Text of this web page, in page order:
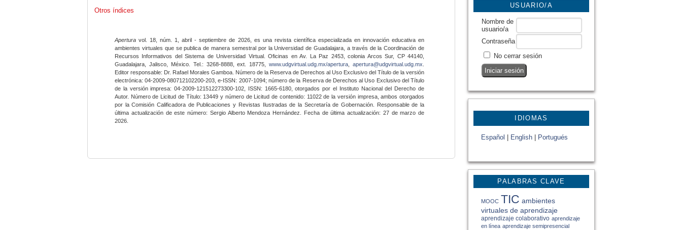
USUARIO/A
Nombre de
usuario/a
Contraseña
No cerrar sesión
IDIOMAS
Español English Portugués
PALABRAS CLAVE
MOOC TIC ambientes
virtuales de aprendizaje
aprendizaje colaborativo aprendizaje
en línea aprendizaje semipresencial
Otros índices
Apertura vol. 18, núm. 1, abril - septiembre de 2026, es una revista científica especializada en innovación educativa en
ambientes virtuales que se publica de manera semestral por la Universidad de Guadalajara, a través de la Coordinación de
Recursos Informativos del Sistema de Universidad Virtual. Oficinas en Av. La Paz 2453, colonia Arcos Sur, CP 44140,
Guadalajara, Jalisco, México. Tel.: 3268-8888, ext. 18775,www.udgvirtual.udg.mx/apertura apertura@udgvirtual.udg.mx
Editor responsable: Dr. Rafael Morales Gamboa. Número de la Reserva de Derechos al Uso Exclusivo del Título de la versión
electrónica: 04-2009-080712102200-203, e-ISSN: 2007-1094; número de la Reserva de Derechos al Uso Exclusivo del Título
de la versión impresa: 04-2009-121512273300-102, ISSN: 1665-6180, otorgados por el Instituto Nacional del Derecho de
Autor. Número de Licitud de Título: 13449 y número de Licitud de contenido: 11022 de la versión impresa, ambos otorgados
por la Comisión Calificadora de Publicaciones y Revistas Ilustradas de la Secretaría de Gobernación. Responsable de la
última actualización de este número: Sergio Alberto Mendoza Hernández. Fecha de última actualización: 27 de marzo de
2026.